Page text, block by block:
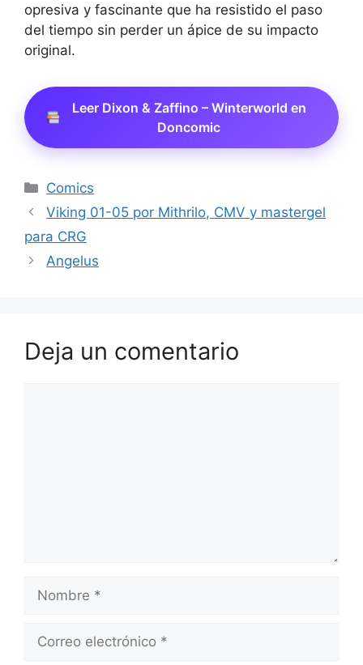
opresiva y fascinante que ha resistido el paso
del tiempo sin perder un ápice de su impacto
original.
Leer Dixon & Zaffino – Winterworld en
Doncomic
Categorías
Comics
Viking 01-05 por Mithrilo, CMV y mastergel
para CRG
Angelus
Deja un comentario
Nombre
Correo